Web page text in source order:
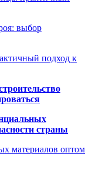
выбор
подход к
страны
материалов оптом